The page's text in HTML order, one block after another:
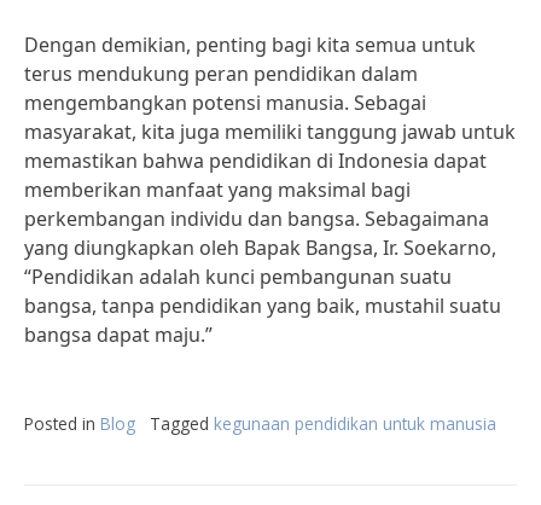
Dengan demikian, penting bagi kita semua untuk
terus mendukung peran pendidikan dalam
mengembangkan potensi manusia. Sebagai
masyarakat, kita juga memiliki tanggung jawab untuk
memastikan bahwa pendidikan di Indonesia dapat
memberikan manfaat yang maksimal bagi
perkembangan individu dan bangsa. Sebagaimana
yang diungkapkan oleh Bapak Bangsa, Ir. Soekarno,
“Pendidikan adalah kunci pembangunan suatu
bangsa, tanpa pendidikan yang baik, mustahil suatu
bangsa dapat maju.”
Posted in Blog Tagged kegunaan pendidikan untuk manusia